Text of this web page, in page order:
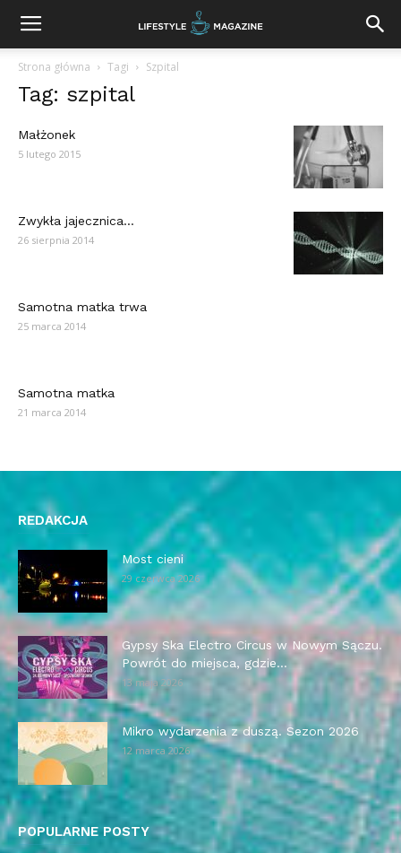
Strona główna Tagi Szpital
Tag: szpital
Małżonek
5 lutego 2015
Zwykła jajecznica…
26 sierpnia 2014
Samotna matka trwa
25 marca 2014
Samotna matka
21 marca 2014
REDAKCJA
Most cieni
29 czerwca 2026
Gypsy Ska Electro Circus w Nowym Sączu.
Powrót do miejsca, gdzie...
13 maja 2026
Mikro wydarzenia z duszą. Sezon 2026
12 marca 2026
POPULARNE POSTY